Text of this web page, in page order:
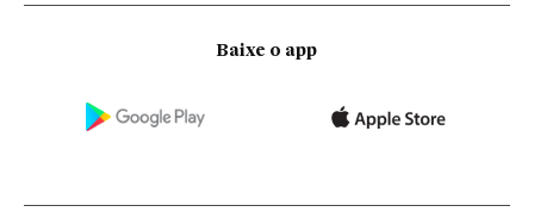
Baixe o app